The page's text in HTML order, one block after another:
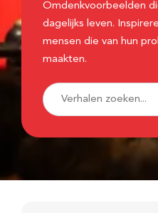
Omdenkvoorbeelden
dagelijks leven.
mensen die van hun
maakten.